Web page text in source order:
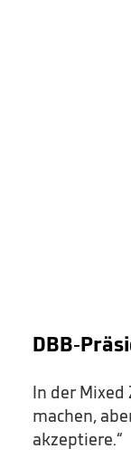
DBB-
In der
machen,
akzeptiere.“